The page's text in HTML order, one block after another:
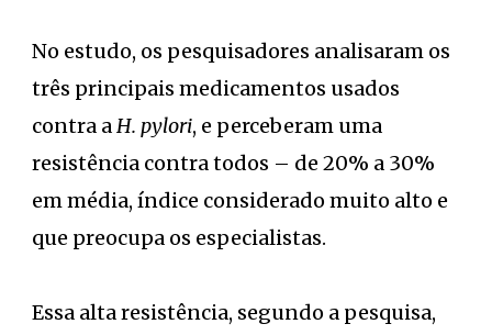
No estudo, os pesquisadores analisaram os
três principais medicamentos usados
contra aH. pylori, e perceberam uma
resistência contra todos – de 20% a 30%
em média, índice considerado muito alto e
que preocupa os especialistas.
Essa alta resistência, segundo a pesquisa,